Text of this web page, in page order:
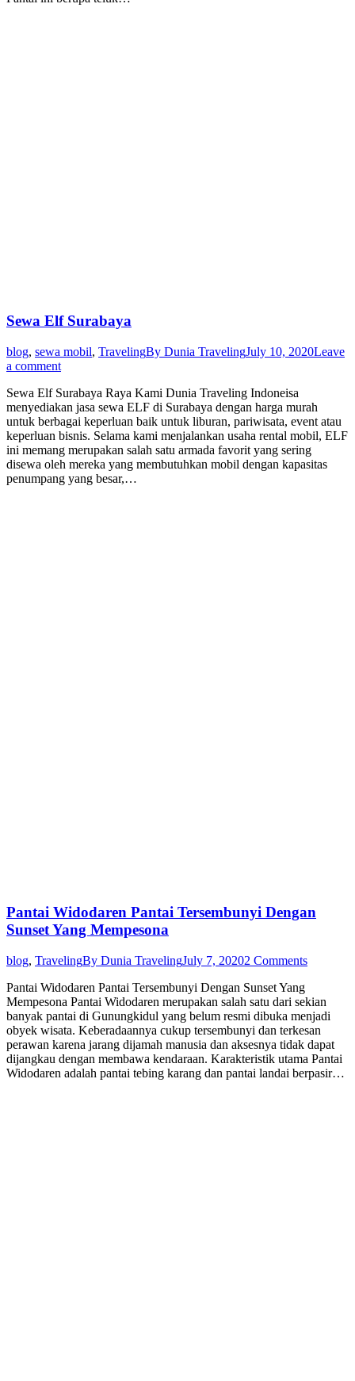
Sewa Elf Surabaya
blog, sewa mobil, TravelingBy Dunia TravelingJuly 10, 2020Leave
a comment
Sewa Elf Surabaya Raya Kami Dunia Traveling Indoneisa
menyediakan jasa sewa ELF di Surabaya dengan harga murah
untuk berbagai keperluan baik untuk liburan, pariwisata, event atau
keperluan bisnis. Selama kami menjalankan usaha rental mobil, ELF
ini memang merupakan salah satu armada favorit yang sering
disewa oleh mereka yang membutuhkan mobil dengan kapasitas
penumpang yang besar,…
Pantai Widodaren Pantai Tersembunyi Dengan
Sunset Yang Mempesona
blog, TravelingBy Dunia TravelingJuly 7, 20202 Comments
Pantai Widodaren Pantai Tersembunyi Dengan Sunset Yang
Mempesona Pantai Widodaren merupakan salah satu dari sekian
banyak pantai di Gunungkidul yang belum resmi dibuka menjadi
obyek wisata. Keberadaannya cukup tersembunyi dan terkesan
perawan karena jarang dijamah manusia dan aksesnya tidak dapat
dijangkau dengan membawa kendaraan. Karakteristik utama Pantai
Widodaren adalah pantai tebing karang dan pantai landai berpasir…